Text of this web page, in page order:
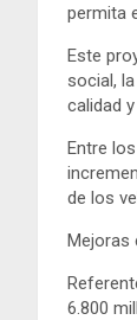
permita
Este
social,
calidad
Entre
de los
Mejoras
6.800